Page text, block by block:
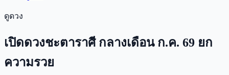
ดูดวง
เปิดดวงชะตาราศี กลางเดือน ก.ค. 69 ยก
ความรวย